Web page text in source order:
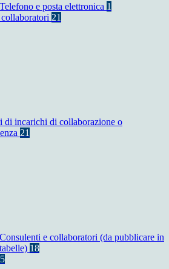
Telefono e posta elettronica 1
21
di incarichi di collaborazione o
21
Consulenti e collaboratori (da pubblicare in
tabelle) 18